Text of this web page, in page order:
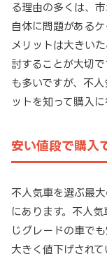
る理由の多くは、
自体に問題がある
メリットは大きい
討することが大切
も多いですが、不
ットを知って購入に
安い値段で購入
不人気車を選ぶ最
にあります。不人
じグレードの車で
大きく値下げされ